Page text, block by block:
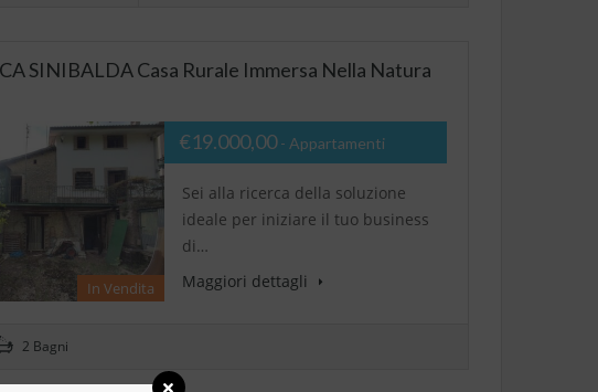
SINIBALDA Casa Rurale Immersa Nella Natura
In Vendita
€19.000,00- Appartamenti
Sei alla ricerca della soluzione
ideale per iniziare il tuo business
di…
Maggiori dettagli
2 Bagni